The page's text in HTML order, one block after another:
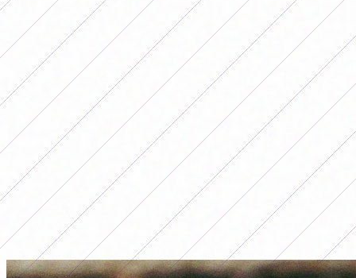
Publicidade
LO MÁS LEÍDO